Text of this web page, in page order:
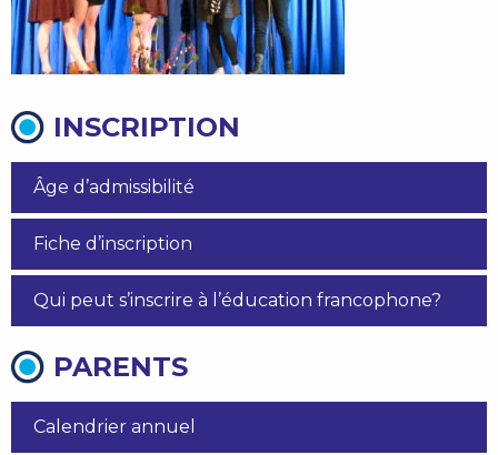
INSCRIPTION
Âge d’admissibilité
Fiche d’inscription
Qui peut s’inscrire à l’éducation francophone?
PARENTS
Calendrier annuel